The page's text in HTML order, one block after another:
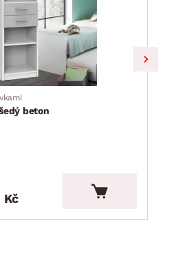
beton
Kč